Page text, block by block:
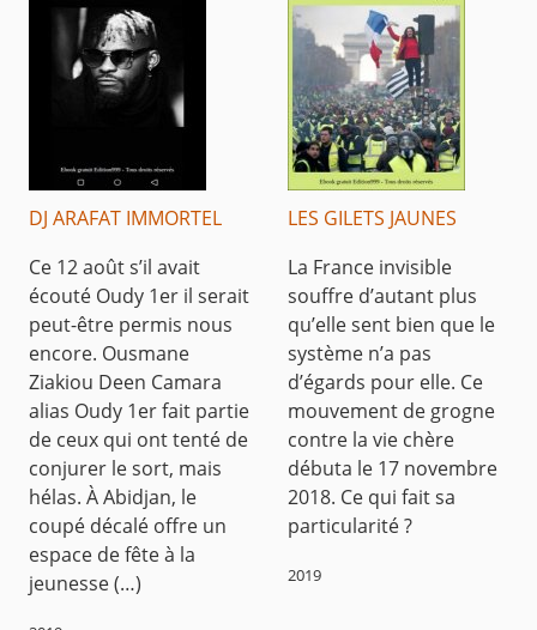
DJ ARAFAT IMMORTEL
Ce 12 août s’il avait
écouté Oudy 1er il serait
peut-être permis nous
encore. Ousmane
Ziakiou Deen Camara
alias Oudy 1er fait partie
de ceux qui ont tenté de
conjurer le sort, mais
hélas. À Abidjan, le
coupé décalé offre un
espace de fête à la
jeunesse (…)
LES GILETS JAUNES
La France invisible
souffre d’autant plus
qu’elle sent bien que le
système n’a pas
d’égards pour elle. Ce
mouvement de grogne
contre la vie chère
débuta le 17 novembre
2018. Ce qui fait sa
particularité ?
2019